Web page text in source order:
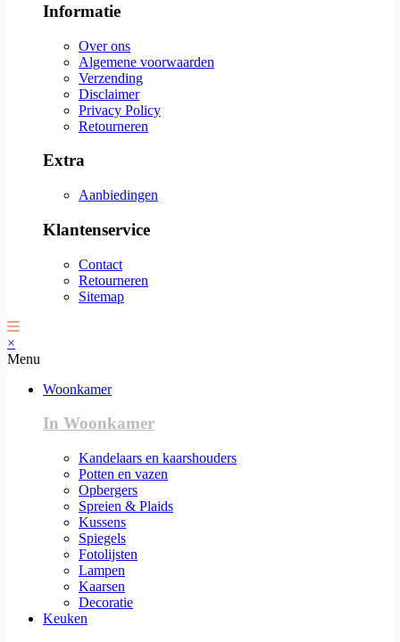
Informatie
Over ons
Algemene voorwaarden
Verzending
Disclaimer
Privacy Policy
Retourneren
Extra
Aanbiedingen
Klantenservice
Contact
Retourneren
Sitemap
×
Menu
Woonkamer
In Woonkamer
Kandelaars en kaarshouders
Potten en vazen
Opbergers
Spreien & Plaids
Kussens
Spiegels
Fotolijsten
Lampen
Kaarsen
Decoratie
Keuken